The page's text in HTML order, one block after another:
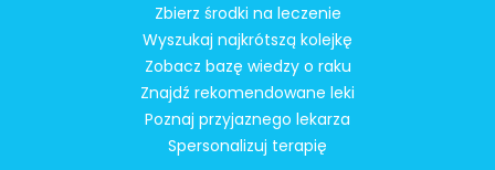
Zbierz środki na leczenie
Wyszukaj najkrótszą kolejkę
Zobacz bazę wiedzy o raku
Znajdź rekomendowane leki
Poznaj przyjaznego lekarza
Spersonalizuj terapię